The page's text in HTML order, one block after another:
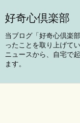
好奇心倶楽部
当ブログ「好奇心倶楽
ったことを取り上げて
ニュースから、自宅で
ます。